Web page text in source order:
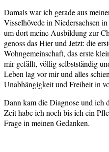
Damals war ich gerade aus
Visselhövede in Niedersachsen
um dort meine Ausbildung zur
genoss das Hier und Jetzt: die
Wohngemeinschaft, das erste
mir gefällt, völlig selbstständig
Leben lag vor mir und alles
Unabhängigkeit und Freiheit in
Dann kam die Diagnose und ich
Zeit habe ich noch bis ich ein
Frage in meinen Gedanken.